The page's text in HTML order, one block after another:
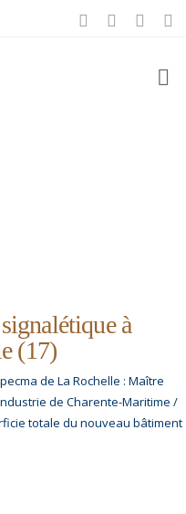
à
(17)
de La Rochelle : Maître
de Charente-Maritime /
totale du nouveau bâtiment